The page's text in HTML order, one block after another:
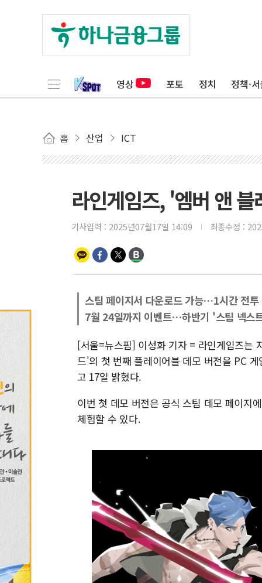
영상 포토 정치 정책·
홈 산업 ICT
라인게임즈, '엠버 앤
기사입력 : 2025년07월17일 14:09 최종수정 :
스팀 페이지서 다운로드 가능…1시간 전투
7월 24일까지 이벤트…하반기 '스팀 넥스
[서울=뉴스핌] 이성화 기자 = 라인게임즈는
드'의 첫 번째 플레이어블 데모 버전을 PC
고 17일 밝혔다.
이번 첫 데모 버전은 공식 스팀 데모 페이지
체험할 수 있다.